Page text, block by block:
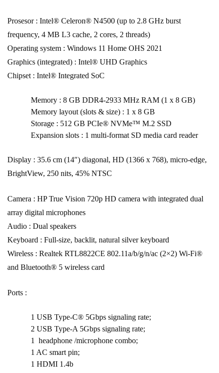
Prosesor : Intel® Celeron® N4500 (up to 2.8 GHz burst
frequency, 4 MB L3 cache, 2 cores, 2 threads)
Operating system : Windows 11 Home OHS 2021
Graphics (integrated) : Intel® UHD Graphics
Chipset : Intel® Integrated SoC
Memory : 8 GB DDR4-2933 MHz RAM (1 x 8 GB)
Memory layout (slots & size) : 1 x 8 GB
Storage : 512 GB PCIe® NVMe™ M.2 SSD
Expansion slots : 1 multi-format SD media card reader
Display : 35.6 cm (14″) diagonal, HD (1366 x 768), micro-edge,
BrightView, 250 nits, 45% NTSC
Camera : HP True Vision 720p HD camera with integrated dual
array digital microphones
Audio : Dual speakers
Keyboard : Full-size, backlit, natural silver keyboard
Wireless : Realtek RTL8822CE 802.11a/b/g/n/ac (2×2) Wi-Fi®
and Bluetooth® 5 wireless card
Ports :
1 USB Type-C® 5Gbps signaling rate;
2 USB Type-A 5Gbps signaling rate;
1 headphone /microphone combo;
1 AC smart pin;
1 HDMI 1.4b